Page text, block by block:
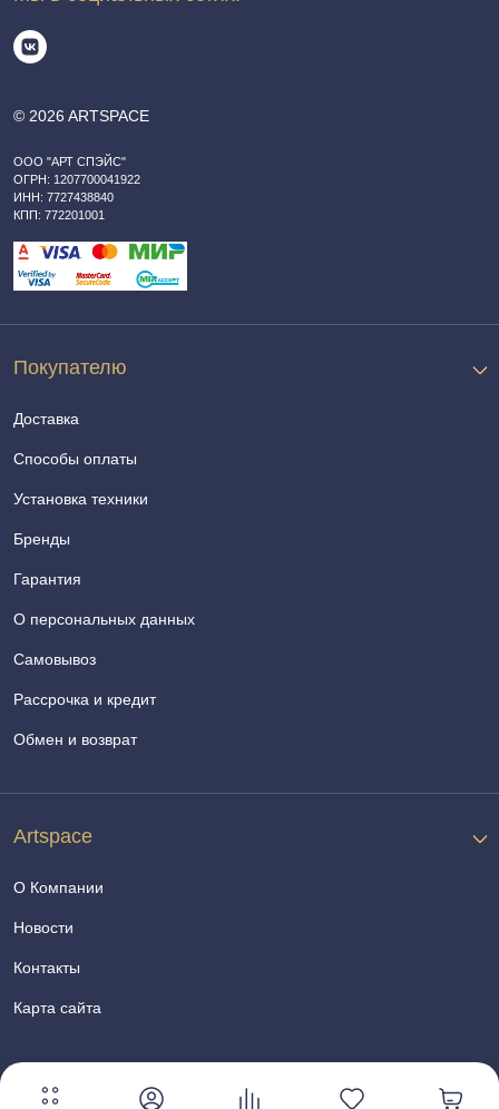
© 2026 ARTSPACE
ООО "АРТ СПЭЙС"
ОГРН: 1207700041922
ИНН: 7727438840
КПП: 772201001
Покупателю
Доставка
Способы оплаты
Установка техники
Бренды
Гарантия
О персональных данных
Самовывоз
Рассрочка и кредит
Обмен и возврат
Artspace
О Компании
Новости
Контакты
Карта сайта